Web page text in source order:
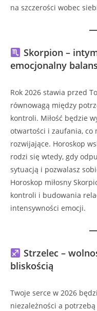
na szczerości wobec
Skorpion –
emocjonalny balans
Rok 2026 stawia przed
równowagą między
kontroli. Miłość będzie
otwartości i zaufania, co
rozwijające. Horoskop
rodzi się wtedy, gdy
sytuacją i pozwalasz
Horoskop miłosny
kontroli i budowania
intensywności emocji.
Strzelec –
bliskością
Twoje serce w 2026
niezależności a